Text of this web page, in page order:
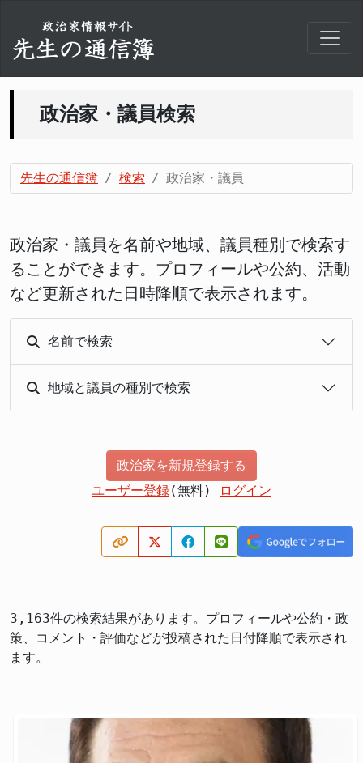
政治家・議員検索
先生の通信簿 検索 政治家・議員
政治家・議員を名前や地域、議員種別で検索す
ることができます。プロフィールや公約、活動
など更新された日時降順で表示されます。
名前で検索
地域と議員の種別で検索
政治家を新規登録する
ユーザー登録(無料) ログイン
3,163件の検索結果があります。プロフィールや公約・政
策、コメント・評価などが投稿された日付降順で表示され
ます。